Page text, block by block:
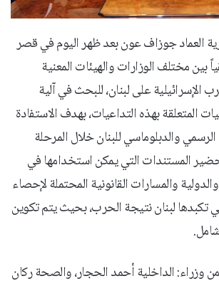
العماد جوزاف عون بعد ظهر اليوم في قصر
بين مختلف الوزارات والهيئات المعنية
الإسرائيلية على لبنان، للبحث في آلية
المتعلقة بهذه التداعيات، بهدف الاستفادة
والدبلوماسي للبنان خلال المرحلة
المستندات التي يمكن استخدامها في
والمسارات القانونية المحتملة لإحصاء
تكبدها لبنان نتيجة الحرب، بحيث يتم تكوين
وزراء: الداخلية أحمد الحجار، والصحة ركان